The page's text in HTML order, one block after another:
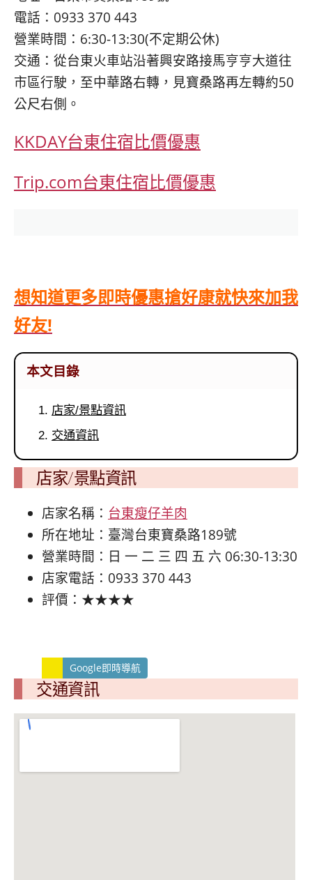
電話：0933 370 443
營業時間：6:30-13:30(不定期公休)
交通：從台東火車站沿著興安路接馬亨亨大道往
市區行駛，至中華路右轉，見寶桑路再左轉約50
公尺右側。
KKDAY台東住宿比價優惠
Trip.com台東住宿比價優惠
想知道更多即時優惠搶好康就快來加我
好友!
本文目錄
店家/景點資訊
交通資訊
店家/景點資訊
店家名稱： 台東瘦仔羊肉
所在地址：臺灣台東寶桑路189號
營業時間：日 一 二 三 四 五 六 06:30-13:30
店家電話：0933 370 443
評價：★★★★
Google即時導航
交通資訊